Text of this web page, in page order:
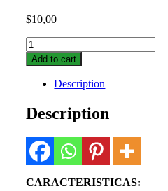
$10,00
VIBRADOR
FUNDA
PUNTOS
PARA
MUJER
quantity
Add to cart
Description
Description
CARACTERISTICAS: